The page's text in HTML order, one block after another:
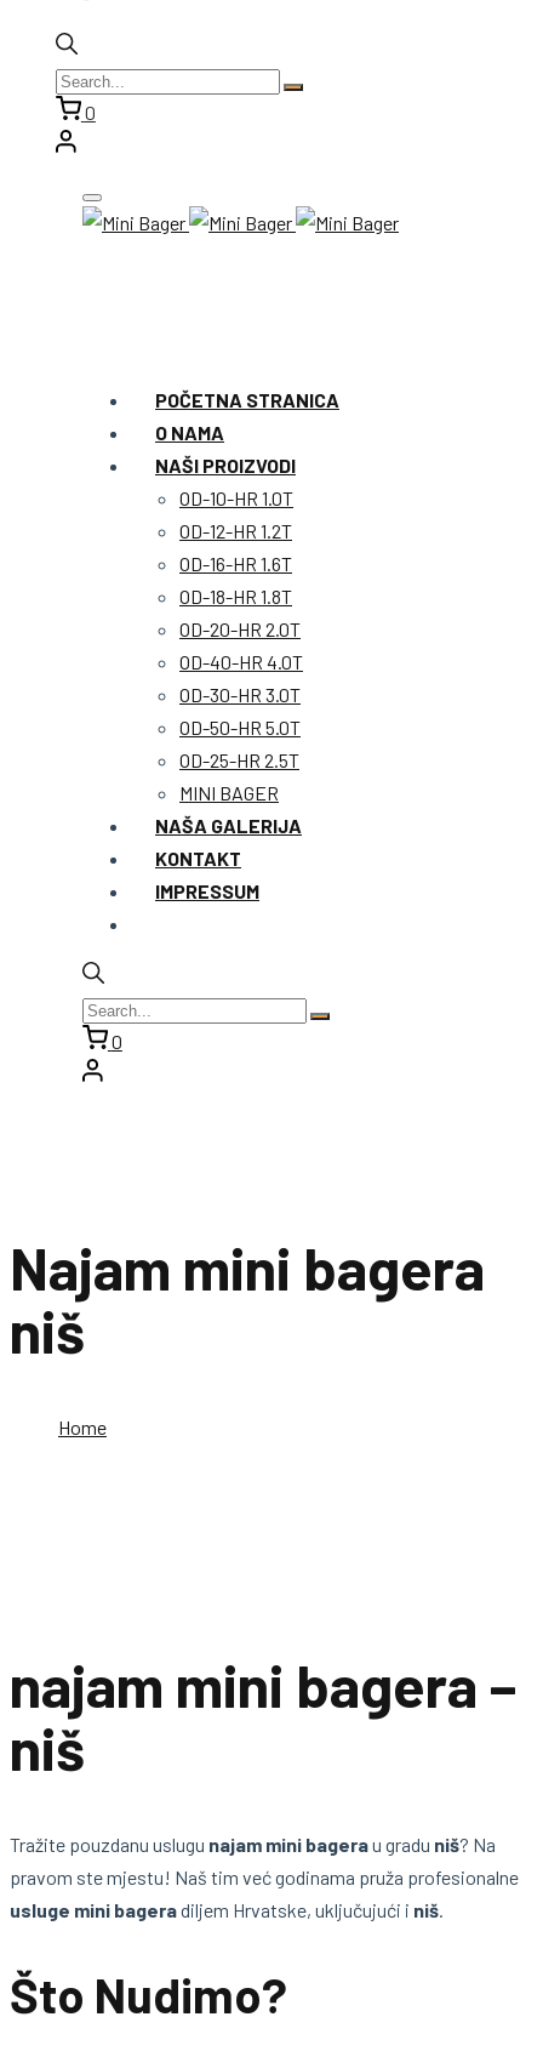
0
POČETNA STRANICA
O NAMA
NAŠI PROIZVODI
OD-10-HR 1.0T
OD-12-HR 1.2T
OD-16-HR 1.6T
OD-18-HR 1.8T
OD-20-HR 2.0T
OD-40-HR 4.0T
OD-30-HR 3.0T
OD-50-HR 5.0T
OD-25-HR 2.5T
MINI BAGER
NAŠA GALERIJA
KONTAKT
IMPRESSUM
0
Najam mini bagera
niš
Home
najam mini bagera –
niš
Tražite pouzdanu uslugu najam mini bagerau gradu niš? Na
pravom ste mjestu! Naš tim već godinama pruža profesionalne
usluge mini bageradiljem Hrvatske, uključujući i niš
Što Nudimo?